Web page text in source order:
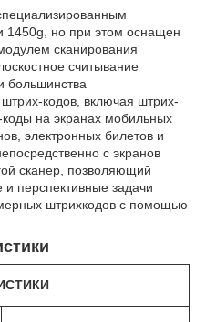
1450g, но при этом оснащен
сканирования
считывание
большинства
кодов, включая штрих-
коды на экранах мобильных
электронных билетов и
с экранов
сканер, позволяющий
перспективные задачи
штрихкодов с помощью